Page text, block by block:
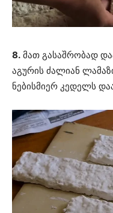
8. მათ გასაშრობად
აგურის ძალიან
ნებისმიერ კედელს